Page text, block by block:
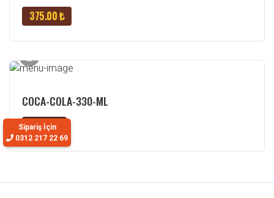
375.00 ₺
COCA-COLA-330-ML
75.00 ₺
Sipariş İçin
0312 217 22 69